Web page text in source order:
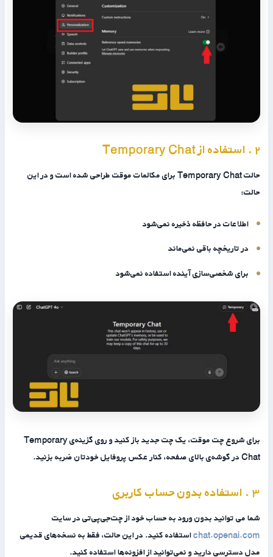
۲ . استفاده از Temporary Chat
حالت Temporary Chat برای مکالمات موقت طراحی شده است و در این
حالت:
اطلاعات در حافظه ذخیره نمی‌شود
در تاریخچه باقی نمی‌ماند
برای شخصی‌سازی آینده استفاده نمی‌شود
برای شروع چت موقت، یک چت جدید باز کنید و روی گزینه‌یTemporary
Chatدر گوشه‌ی بالای صفحه، کنار عکس پروفایل خودتان ضربه بزنید.
۳ . استفاده بدون حساب کاربری
شما می توانید بدون ورود به حساب خود از چت‌جی‌پی‌تی در سایت
chat.openai.comاستفاده کنید. در این حالت، فقط به نسخه‌های قدیمی‌
مدل دسترسی دارید و نمی‌توانید از افزونه‌ها استفاده کنید.